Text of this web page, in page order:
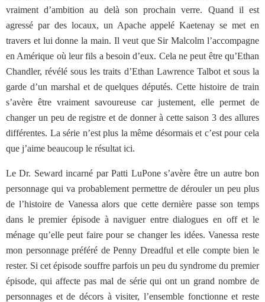
vraiment d’ambition au delà son prochain verre. Quand il est
agressé par des locaux, un Apache appelé Kaetenay se met en
travers et lui donne la main. Il veut que Sir Malcolm l’accompagne
en Amérique où leur fils a besoin d’eux. Cela ne peut être qu’Ethan
Chandler, révélé sous les traits d’Ethan Lawrence Talbot et sous la
garde d’un marshal et de quelques députés. Cette histoire de train
s’avère être vraiment savoureuse car justement, elle permet de
changer un peu de registre et de donner à cette saison 3 des allures
différentes. La série n’est plus la même désormais et c’est pour cela
que j’aime beaucoup le résultat ici.
Le Dr. Seward incarné par Patti LuPone s’avère être un autre bon
personnage qui va probablement permettre de dérouler un peu plus
de l’histoire de Vanessa alors que cette dernière passe son temps
dans le premier épisode à naviguer entre dialogues en off et le
ménage qu’elle peut faire pour se changer les idées. Vanessa reste
mon personnage préféré de Penny Dreadful et elle compte bien le
rester. Si cet épisode souffre parfois un peu du syndrome du premier
épisode, qui affecte pas mal de série qui ont un grand nombre de
personnages et de décors à visiter, l’ensemble fonctionne et reste